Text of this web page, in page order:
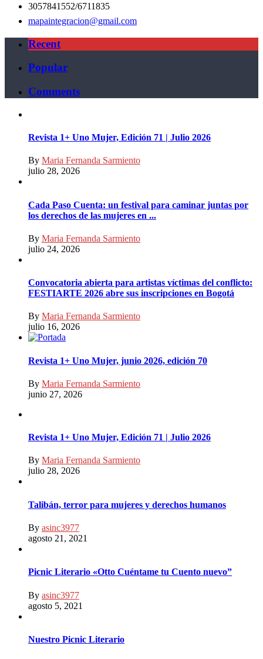
3057841552/6711835
mapaintegracion@gmail.com
Recent
Popular
Comments
Revista 1+ Uno Mujer, Edición 71 | Julio 2026
By Maria Fernanda Sarmiento
julio 28, 2026
Cada Paso Cuenta: un festival para caminar juntas por
los derechos de las mujeres en ...
By Maria Fernanda Sarmiento
julio 24, 2026
Convocatoria abierta para artistas víctimas del conflicto:
FESTIARTE 2026 abre sus inscripciones en Bogotá
By Maria Fernanda Sarmiento
julio 16, 2026
Revista 1+ Uno Mujer, junio 2026, edición 70
By Maria Fernanda Sarmiento
junio 27, 2026
Revista 1+ Uno Mujer, Edición 71 | Julio 2026
By Maria Fernanda Sarmiento
julio 28, 2026
Talibán, terror para mujeres y derechos humanos
By asinc3977
agosto 21, 2021
Picnic Literario «Otto Cuéntame tu Cuento nuevo”
By asinc3977
agosto 5, 2021
Nuestro Picnic Literario